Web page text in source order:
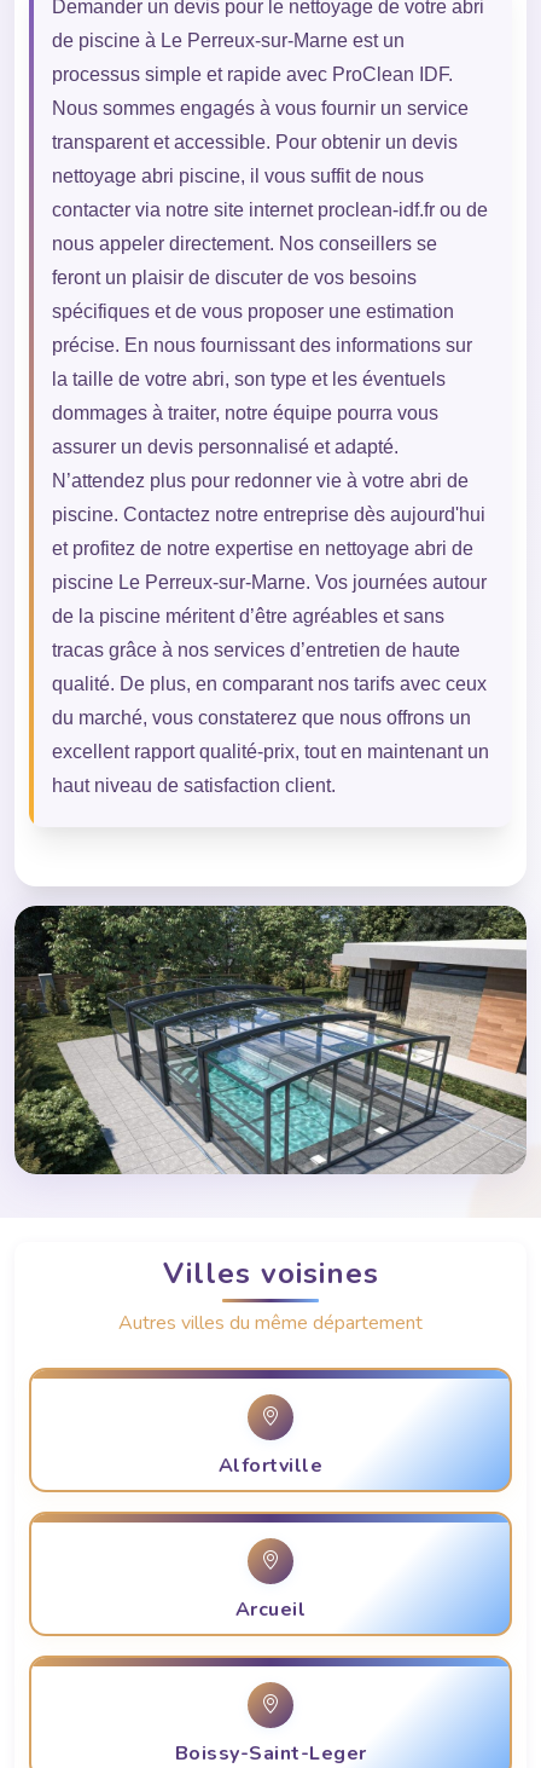
Demander un devis pour le nettoyage de votre abri
de piscine à Le Perreux-sur-Marne est un
processus simple et rapide avec ProClean IDF.
Nous sommes engagés à vous fournir un service
transparent et accessible. Pour obtenir un devis
nettoyage abri piscine, il vous suffit de nous
contacter via notre site internet proclean-idf.fr ou de
nous appeler directement. Nos conseillers se
feront un plaisir de discuter de vos besoins
spécifiques et de vous proposer une estimation
précise. En nous fournissant des informations sur
la taille de votre abri, son type et les éventuels
dommages à traiter, notre équipe pourra vous
assurer un devis personnalisé et adapté.
N’attendez plus pour redonner vie à votre abri de
piscine. Contactez notre entreprise dès aujourd'hui
et profitez de notre expertise en nettoyage abri de
piscine Le Perreux-sur-Marne. Vos journées autour
de la piscine méritent d’être agréables et sans
tracas grâce à nos services d’entretien de haute
qualité. De plus, en comparant nos tarifs avec ceux
du marché, vous constaterez que nous offrons un
excellent rapport qualité-prix, tout en maintenant un
haut niveau de satisfaction client.
Villes voisines
Autres villes du même département
Alfortville
Arcueil
Boissy-Saint-Leger